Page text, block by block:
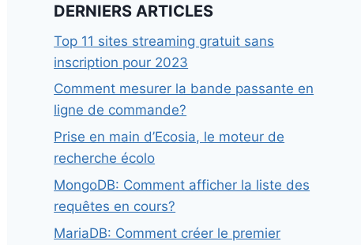
DERNIERS ARTICLES
Top 11 sites streaming gratuit sans
inscription pour 2023
Comment mesurer la bande passante en
ligne de commande?
Prise en main d’Ecosia, le moteur de
recherche écolo
MongoDB: Comment afficher la liste des
requêtes en cours?
MariaDB: Comment créer le premier